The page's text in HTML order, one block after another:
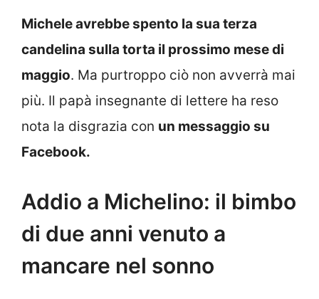
Michele avrebbe spento la sua terza
candelina sulla torta il prossimo mese di
maggio. Ma purtroppo ciò non avverrà mai
più. Il papà insegnante di lettere ha reso
nota la disgrazia con un messaggio su
Facebook.
Addio a Michelino: il bimbo
di due anni venuto a
mancare nel sonno